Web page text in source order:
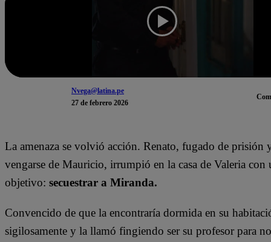
Nvega@latina.pe
27 de febrero 2026
La amenaza se volvió acción. Renato, fugado de prisión
vengarse de Mauricio, irrumpió en la casa de Valeria con
objetivo: secuestrar a Miranda.
Convencido de que la encontraría dormida en su
sigilosamente y la llamó fingiendo ser su profesor para